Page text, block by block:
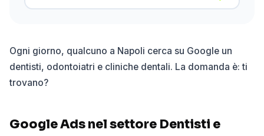
Ogni giorno, qualcuno a Napoli cerca su Google un
dentisti, odontoiatri e cliniche dentali. La domanda è: ti
trovano?
Google Ads nel settore Dentisti e